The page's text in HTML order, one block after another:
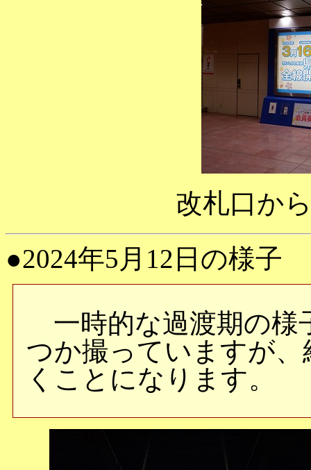
改札口か
●2024年5月12日の様子
一時的な過渡期の様
つか撮っていますが
くことになります。